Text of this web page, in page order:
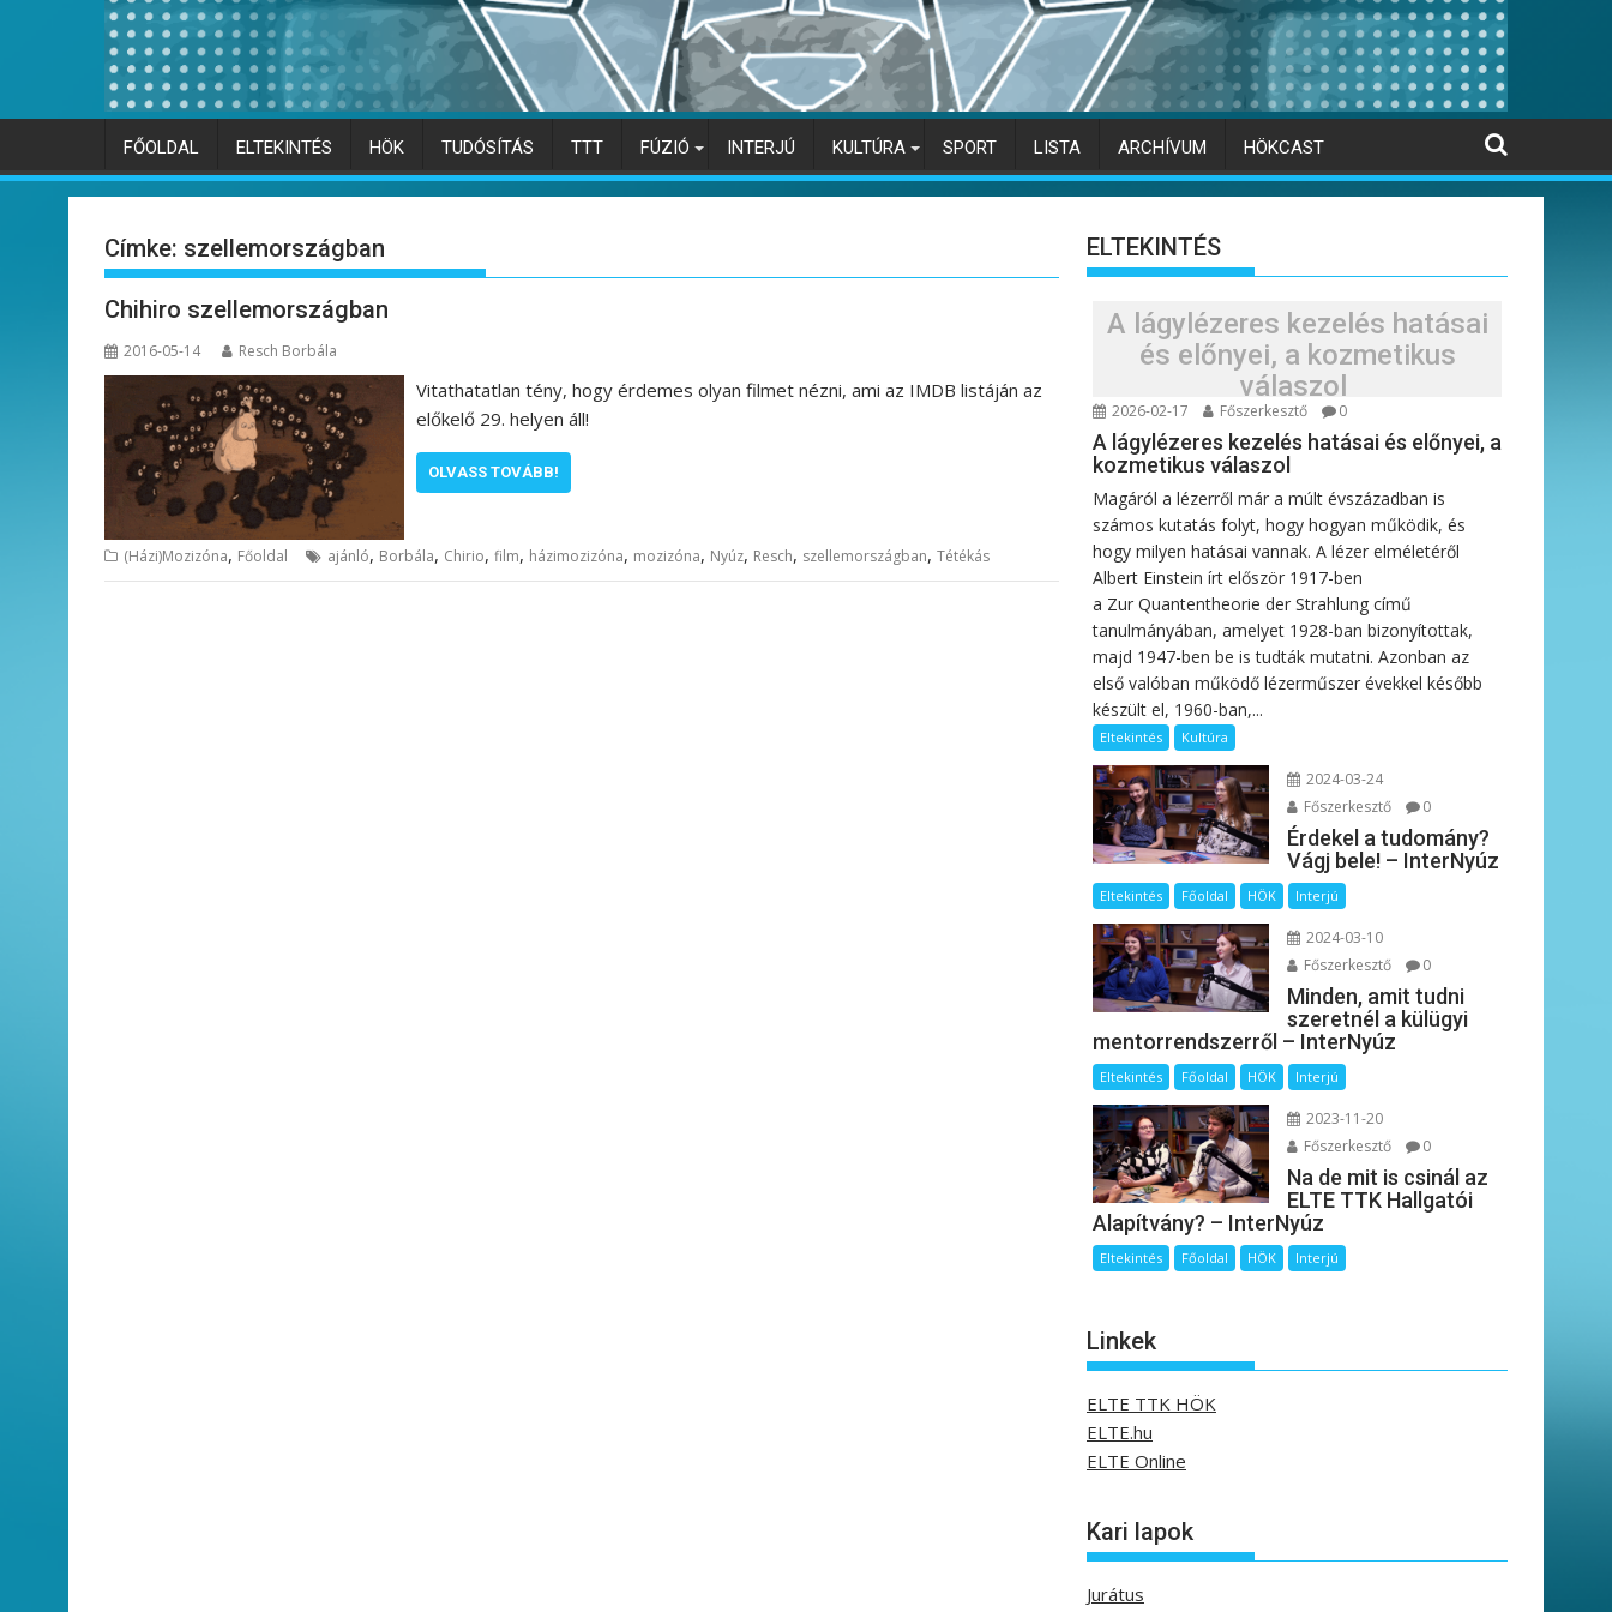
FŐOLDAL ELTEKINTÉS HÖK TUDÓSÍTÁS TTT FÚZIÓ INTERJÚ KULTÚRA SPORT LISTA ARCHÍVUM HÖKCAST
Címke: szellemországban
Chihiro szellemországban
2016-05-14 Resch Borbála
Vitathatatlan tény, hogy érdemes olyan filmet nézni, ami az IMDB listáján az
előkelő 29. helyen áll!
OLVASS TOVÁBB!
(Házi)Mozizóna, Főoldal ajánló, Borbála, Chirio, film, házimozizóna, mozizóna, Nyúz, Resch, szellemországban, Tétékás
ELTEKINTÉS
A lágylézeres kezelés hatásai
és előnyei, a kozmetikus
válaszol
2026-02-17 Főszerkesztő 0
A lágylézeres kezelés hatásai és előnyei, a
kozmetikus válaszol
Magáról a lézerről már a múlt évszázadban is
számos kutatás folyt, hogy hogyan működik, és
hogy milyen hatásai vannak. A lézer elméletéről
Albert Einstein írt először 1917-ben
a Zur Quantentheorie der Strahlung című
tanulmányában, amelyet 1928-ban bizonyítottak,
majd 1947-ben be is tudták mutatni. Azonban az
első valóban működő lézerműszer évekkel később
készült el, 1960-ban,...
Eltekintés Kultúra
2024-03-24
Főszerkesztő
0
Érdekel a tudomány?
Vágj bele! – InterNyúz
Eltekintés Főoldal HÖK Interjú
2024-03-10
Főszerkesztő
0
Minden, amit tudni
szeretnél a külügyi
mentorrendszerről – InterNyúz
Eltekintés Főoldal HÖK Interjú
2023-11-20
Főszerkesztő
0
Na de mit is csinál az
ELTE TTK Hallgatói
Alapítvány? – InterNyúz
Eltekintés Főoldal HÖK Interjú
Linkek
ELTE TTK HÖK
ELTE.hu
ELTE Online
Kari lapok
Jurátus